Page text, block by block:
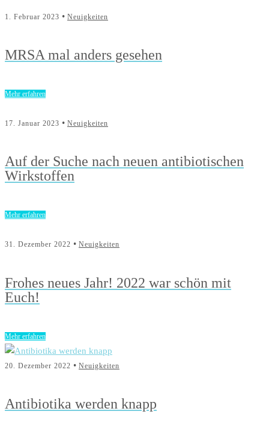
1. Februar 2023 • Neuigkeiten
MRSA mal anders gesehen
Mehr erfahren
17. Januar 2023 • Neuigkeiten
Auf der Suche nach neuen antibiotischen
Wirkstoffen
Mehr erfahren
31. Dezember 2022 • Neuigkeiten
Frohes neues Jahr! 2022 war schön mit
Euch!
Mehr erfahren
20. Dezember 2022 • Neuigkeiten
Antibiotika werden knapp